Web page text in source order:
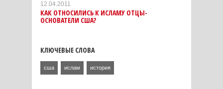
12.04.2011
КАК ОТНОСИЛИСЬ К ИСЛАМУ ОТЦЫ-
ОСНОВАТЕЛИ США?
КЛЮЧЕВЫЕ СЛОВА
сша ислам история